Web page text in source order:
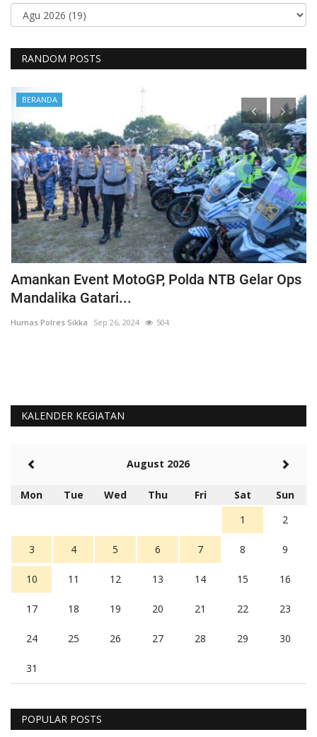
RANDOM POSTS
BERANDA
Cegah Fatalitas, Polri Wajibkan Personel
Pengamanan Pilkada...
Humas Polres Sikka Sep 30, 2024
KALENDER KEGIATAN
August 2026
Mon Tue Wed Thu Fri Sat
Sun
1
2
3 4 5 6 7 8 9
10 11 12 13 14 15 16
17 18 19 20 21 22 23
24 25 26 27 28 29 30
31
POPULAR POSTS